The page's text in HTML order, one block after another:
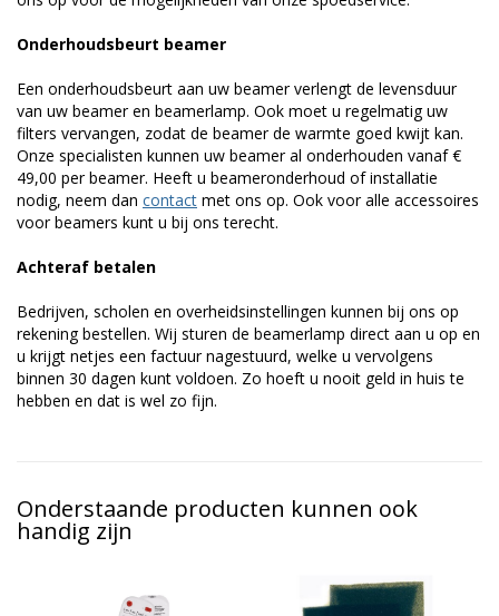
Onderhoudsbeurt beamer
Een onderhoudsbeurt aan uw beamer verlengt de levensduur
van uw beamer en beamerlamp. Ook moet u regelmatig uw
filters vervangen, zodat de beamer de warmte goed kwijt kan.
Onze specialisten kunnen uw beamer al onderhouden vanaf €
49,00 per beamer. Heeft u beameronderhoud of installatie
nodig, neem dan contact met ons op. Ook voor alle accessoires
voor beamers kunt u bij ons terecht.
Achteraf betalen
Bedrijven, scholen en overheidsinstellingen kunnen bij ons op
rekening bestellen. Wij sturen de beamerlamp direct aan u op en
u krijgt netjes een factuur nagestuurd, welke u vervolgens
binnen 30 dagen kunt voldoen. Zo hoeft u nooit geld in huis te
hebben en dat is wel zo fijn.
Onderstaande producten kunnen ook
handig zijn